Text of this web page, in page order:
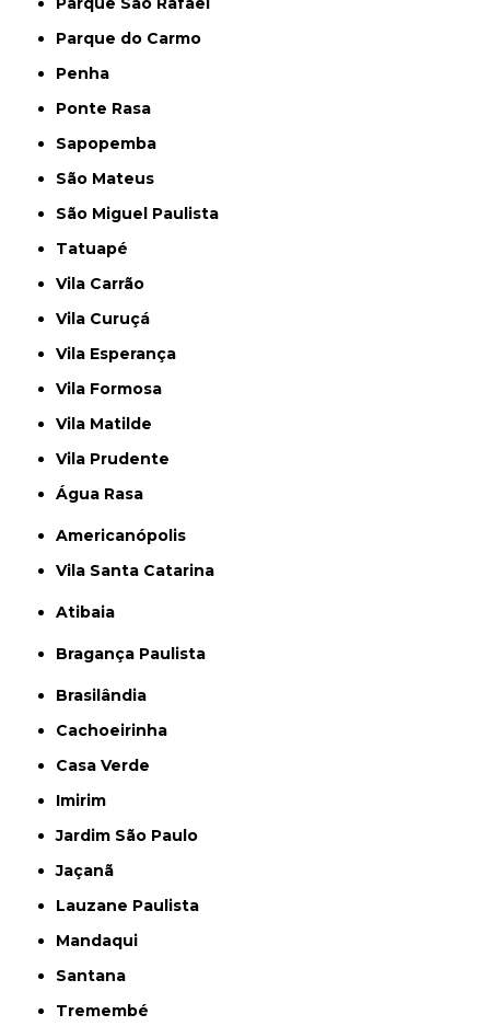
Parque do Carmo
Penha
Ponte Rasa
Sapopemba
São Mateus
São Miguel Paulista
Tatuapé
Vila Carrão
Vila Curuçá
Vila Esperança
Vila Formosa
Vila Matilde
Vila Prudente
Água Rasa
Americanópolis
Vila Santa Catarina
Atibaia
Bragança Paulista
Brasilândia
Cachoeirinha
Casa Verde
Imirim
Jardim São Paulo
Jaçanã
Lauzane Paulista
Mandaqui
Santana
Tremembé